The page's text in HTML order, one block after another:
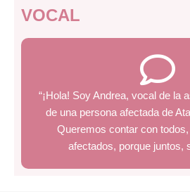
VOCAL
“¡Hola! Soy Andrea, vocal de la
de una persona afectada de
Queremos contar con
afectados, porque juntos,